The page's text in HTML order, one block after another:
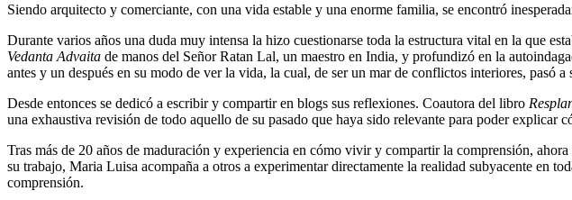
Siendo arquitecto y comerciante, con una vida estable y una enorme familia, se encontró
Durante varios años una duda muy intensa la hizo cuestionarse toda la estructura vital en la que
Vedanta Advaita de manos del Señor Ratan Lal, un maestro en India, y profundizó en la
antes y un después en su modo de ver la vida, la cual, de ser un mar de conflictos interiores,
Desde entonces se dedicó a escribir y compartir en blogs sus reflexiones. Coautora del libro
una exhaustiva revisión de todo aquello de su pasado que haya sido relevante para poder explicar
Tras más de 20 años de maduración y experiencia en cómo vivir y compartir la comprensión,
su trabajo, Maria Luisa acompaña a otros a experimentar directamente la realidad subyacente en
comprensión.